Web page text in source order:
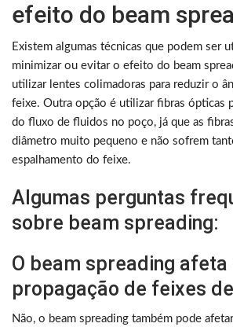
efeito do beam
Existem algumas técnicas que podem ser
minimizar ou evitar o efeito do beam
utilizar lentes colimadoras para reduzir o
feixe. Outra opção é utilizar fibras ópticas
do fluxo de fluidos no poço, já que as
diâmetro muito pequeno e não sofrem
espalhamento do feixe.
Algumas perguntas
sobre beam spreading:
O beam spreading afeta
propagação de feixes
Não, o beam spreading também pode